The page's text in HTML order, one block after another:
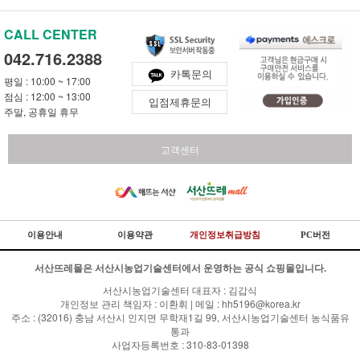
CALL CENTER
042.716.2388
평일 : 10:00 ~ 17:00
점심 : 12:00 ~ 13:00
주말, 공휴일 휴무
카톡문의
입점제휴문의
고객센터
이용안내 이용약관 개인정보취급방침 PC버전
서산뜨레몰은 서산시농업기술센터에서 운영하는 공식 쇼핑몰입니다.
서산시농업기술센터 대표자 : 김갑식
개인정보 관리 책임자 : 이환휘 | 메일 : hh5196@korea.kr
주소 : (32016) 충남 서산시 인지면 무학재1길 99, 서산시농업기술센터 농식품유
통과
사업자등록번호 : 310-83-01398